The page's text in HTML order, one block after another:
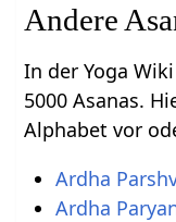
Andere
In der Yoga
5000 Asanas.
Alphabet vor
Ardha
Ardha